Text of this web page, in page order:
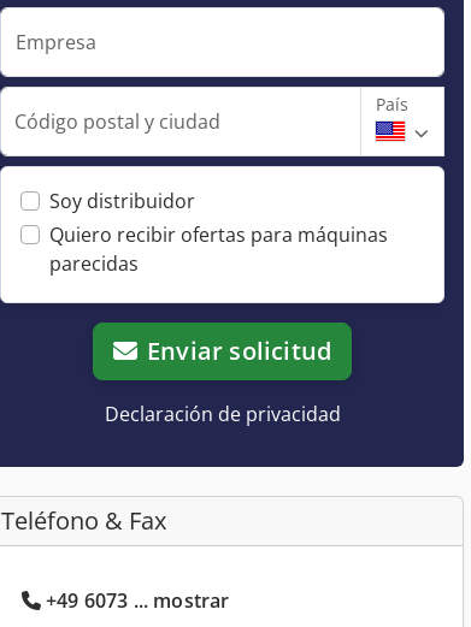
Empresa
Código postal y ciudad
País
Soy distribuidor
Quiero recibir ofertas para máquinas
parecidas
Enviar solicitud
Declaración de privacidad
Teléfono & Fax
+49 6073 ... mostrar